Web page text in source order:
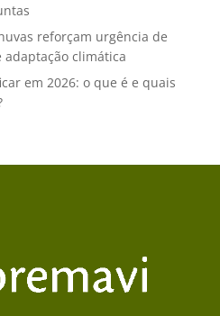
reforçam urgência de
climática
em 2026: o que é e quais